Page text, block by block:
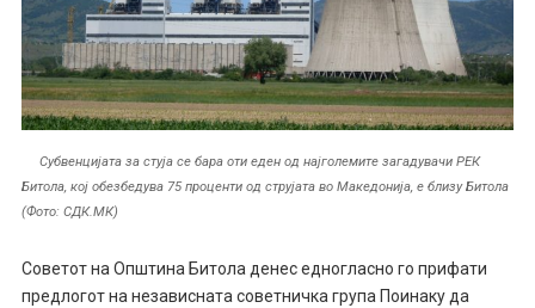
Субвенцијата за стуја се бара оти еден од најголемите загадувачи РЕК
Битола, кој обезбедува 75 проценти од струјата во Македонија, е близу Битола
(Фото: СДК.МК)
Советот на Општина Битола денес едногласно го прифати
предлогот на независната советничка група Поинаку да